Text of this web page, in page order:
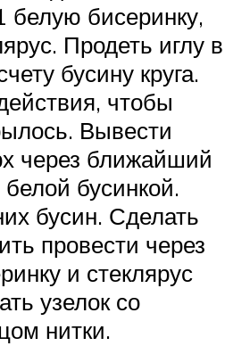
белую бисеринку,
Продеть иглу в
бусину круга.
чтобы
Вывести
через ближайший
белой бусинкой.
бусин. Сделать
провести через
и стеклярус
узелок со
нитки.